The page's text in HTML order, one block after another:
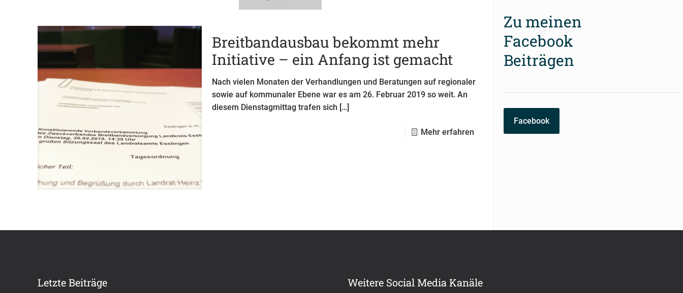
Breitbandausbau bekommt mehr
Initiative – ein Anfang ist gemacht
Nach vielen Monaten der Verhandlungen und Beratungen auf regionaler
sowie auf kommunaler Ebene war es am 26. Februar 2019 so weit. An
diesem Dienstagmittag trafen sich […]
Mehr erfahren
Zu meinen
Facebook
Beiträgen
Facebook
Letzte Beiträge Weitere Social Media Kanäle